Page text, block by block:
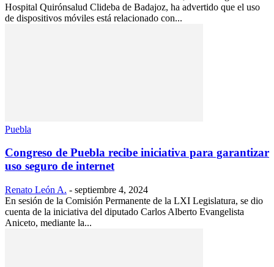
Hospital Quirónsalud Clideba de Badajoz, ha advertido que el uso
de dispositivos móviles está relacionado con...
Puebla
Congreso de Puebla recibe iniciativa para garantizar
uso seguro de internet
Renato León A. - septiembre 4, 2024
En sesión de la Comisión Permanente de la LXI Legislatura, se dio
cuenta de la iniciativa del diputado Carlos Alberto Evangelista
Aniceto, mediante la...